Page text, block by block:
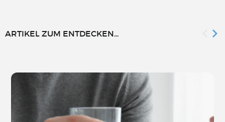
ARTIKEL ZUM ENTDECKEN...